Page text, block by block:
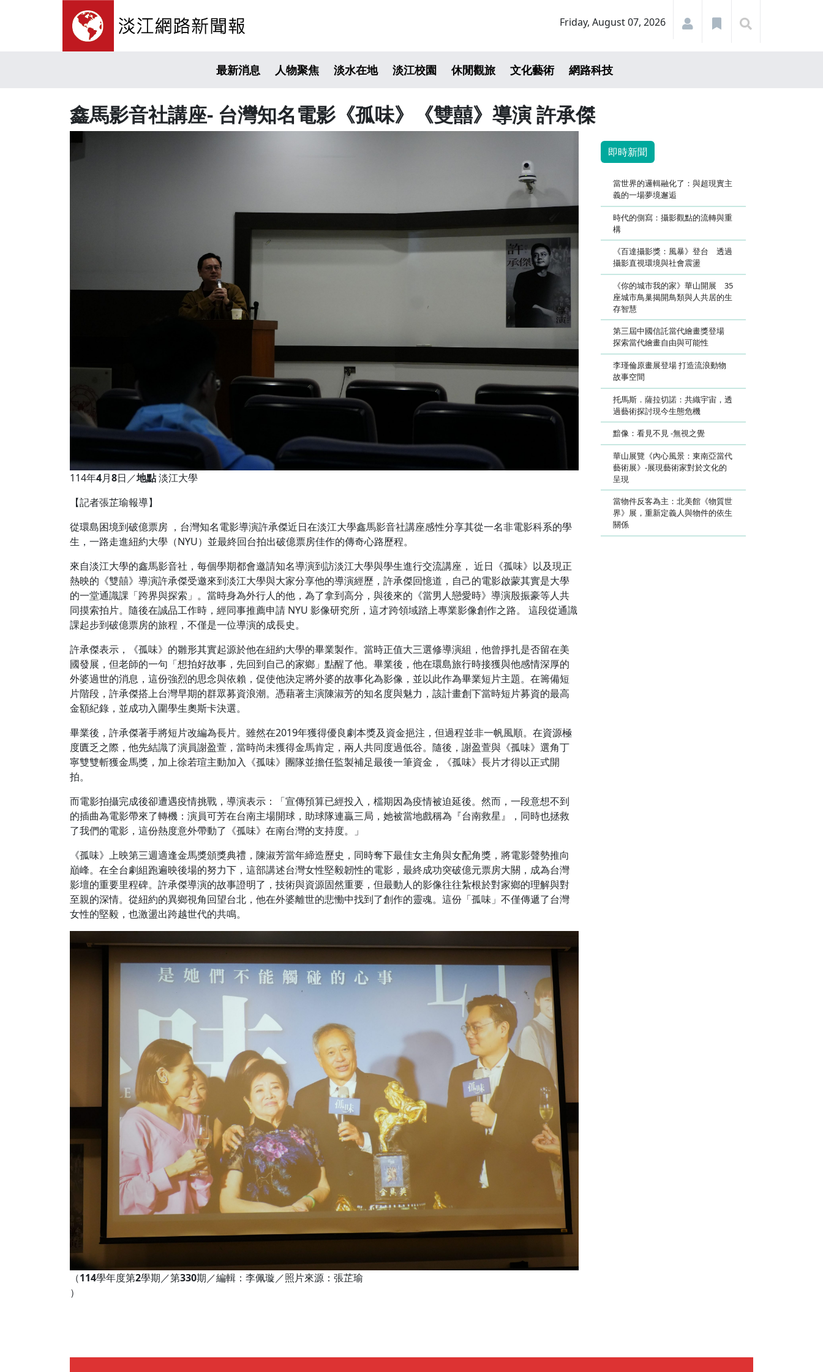
Friday, August 07, 2026
最新消息 人物聚焦 淡水在地 淡江校園 休閒觀旅 文化藝術 網路科技
鑫馬影音社講座- 台灣知名電影《孤味》《雙囍》導演 許承傑
114年4月8日／地點淡江大學
【記者張芷瑜報導】
從環島困境到破億票房 ，台灣知名電影導演許承傑近日在淡江大學鑫馬影音社講座感性分享其從一名非電影科系的學
生，一路走進紐約大學（NYU）並最終回台拍出破億票房佳作的傳奇心路歷程。
來自淡江大學的鑫馬影音社，每個學期都會邀請知名導演到訪淡江大學與學生進行交流講座， 近日《孤味》以及現正
熱映的《雙囍》導演許承傑受邀來到淡江大學與大家分享他的導演經歷，許承傑回憶道，自己的電影啟蒙其實是大學
的一堂通識課「跨界與探索」。當時身為外行人的他，為了拿到高分，與後來的《當男人戀愛時》導演殷振豪等人共
同摸索拍片。隨後在誠品工作時，經同事推薦申請 NYU 影像研究所，這才跨領域踏上專業影像創作之路。 這段從通識
課起步到破億票房的旅程，不僅是一位導演的成長史。
許承傑表示，《孤味》的雛形其實起源於他在紐約大學的畢業製作。當時正值大三選修導演組，他曾掙扎是否留在美
國發展，但老師的一句「想拍好故事，先回到自己的家鄉」點醒了他。畢業後，他在環島旅行時接獲與他感情深厚的
外婆過世的消息，這份強烈的思念與依賴，促使他決定將外婆的故事化為影像，並以此作為畢業短片主題。在籌備短
片階段，許承傑搭上台灣早期的群眾募資浪潮。憑藉著主演陳淑芳的知名度與魅力，該計畫創下當時短片募資的最高
金額紀錄，並成功入圍學生奧斯卡決選。
畢業後，許承傑著手將短片改編為長片。雖然在2019年獲得優良劇本獎及資金挹注，但過程並非一帆風順。在資源極
度匱乏之際，他先結識了演員謝盈萱，當時尚未獲得金馬肯定，兩人共同度過低谷。隨後，謝盈萱與《孤味》選角丁
寧雙雙斬獲金馬獎，加上徐若瑄主動加入《孤味》團隊並擔任監製補足最後一筆資金，《孤味》長片才得以正式開
拍。
而電影拍攝完成後卻遭遇疫情挑戰，導演表示：「宣傳預算已經投入，檔期因為疫情被迫延後。然而，一段意想不到
的插曲為電影帶來了轉機：演員可芳在台南主場開球，助球隊連贏三局，她被當地戲稱為『台南救星』，同時也拯救
了我們的電影，這份熱度意外帶動了《孤味》在南台灣的支持度。」
《孤味》上映第三週適逢金馬獎頒獎典禮，陳淑芳當年締造歷史，同時奪下最佳女主角與女配角獎，將電影聲勢推向
巔峰。在全台劇組跑遍映後場的努力下，這部講述台灣女性堅毅韌性的電影，最終成功突破億元票房大關，成為台灣
影壇的重要里程碑。許承傑導演的故事證明了，技術與資源固然重要，但最動人的影像往往紮根於對家鄉的理解與對
至親的深情。從紐約的異鄉視角回望台北，他在外婆離世的悲慟中找到了創作的靈魂。這份「孤味」不僅傳遞了台灣
女性的堅毅，也激盪出跨越世代的共鳴。
（114學年度第2學期／第330期／編輯：李佩璇／照片來源：張芷瑜
）
即時新聞
當世界的邏輯融化了：與超現實主
義的一場夢境邂逅
時代的側寫：攝影觀點的流轉與重
構
《百達攝影獎：風暴》登台 透過
攝影直視環境與社會震盪
《你的城市我的家》華山開展 35
座城市鳥巢揭開鳥類與人共居的生
存智慧
第三屆中國信託當代繪畫獎登場
探索當代繪畫自由與可能性
李瑾倫原畫展登場 打造流浪動物
故事空間
托馬斯．薩拉切諾：共織宇宙，透
過藝術探討現今生態危機
黯像：看見不見 -無視之覺
華山展覽《內心風景：東南亞當代
藝術展》-展現藝術家對於文化的
呈現
當物件反客為主：北美館《物質世
界》展，重新定義人與物件的依生
關係